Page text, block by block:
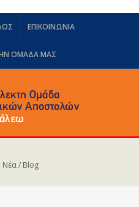
ΕΠΙΚΟΙΝΩΝΙΑ
ΟΜΆΔΑ ΜΑΣ
Νέα / Blog